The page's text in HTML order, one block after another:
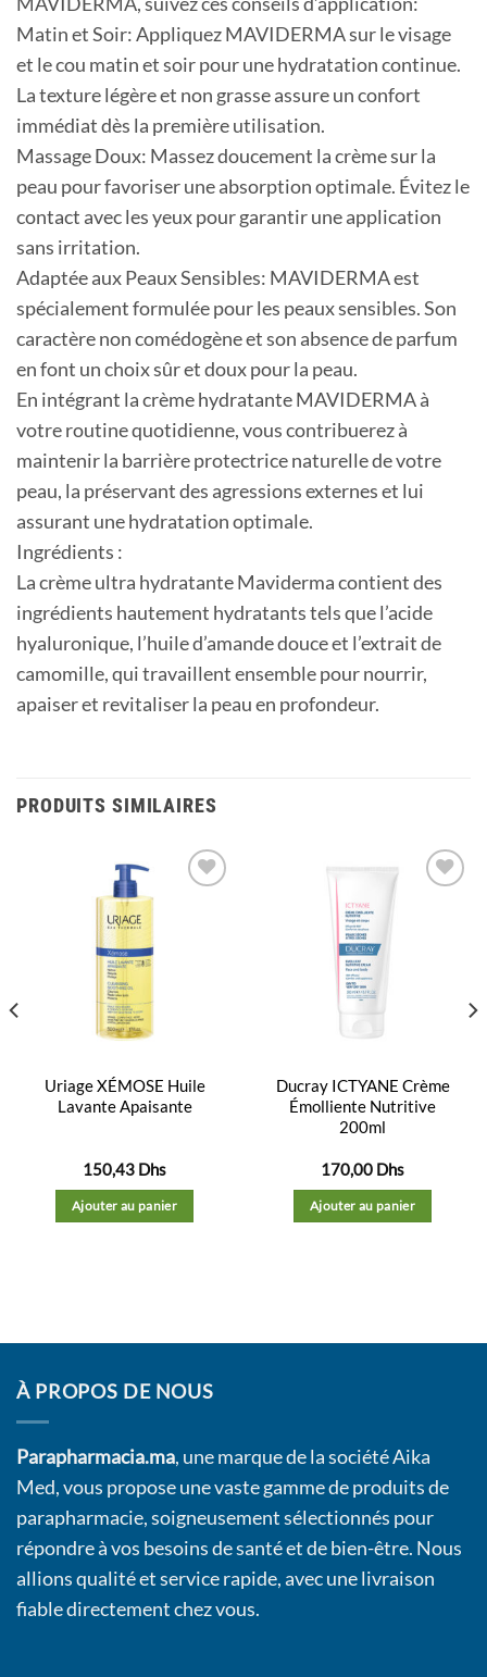
Matin et Soir: Appliquez MAVIDERMA sur le visage
et le cou matin et soir pour une hydratation continue.
La texture légère et non grasse assure un confort
immédiat dès la première utilisation.
Massage Doux: Massez doucement la crème sur la
peau pour favoriser une absorption optimale. Évitez le
contact avec les yeux pour garantir une application
sans irritation.
Adaptée aux Peaux Sensibles: MAVIDERMA est
spécialement formulée pour les peaux sensibles. Son
caractère non comédogène et son absence de parfum
en font un choix sûr et doux pour la peau.
En intégrant la crème hydratante MAVIDERMA à
votre routine quotidienne, vous contribuerez à
maintenir la barrière protectrice naturelle de votre
peau, la préservant des agressions externes et lui
assurant une hydratation optimale.
Ingrédients :
La crème ultra hydratante Maviderma contient des
ingrédients hautement hydratants tels que l’acide
hyaluronique, l’huile d’amande douce et l’extrait de
camomille, qui travaillent ensemble pour nourrir,
apaiser et revitaliser la peau en profondeur.
PRODUITS SIMILAIRES
Uriage XÉMOSE Huile
Lavante Apaisante
150,43 Dhs
Ajouter au panier
Ducray ICTYANE Crème
Émolliente Nutritive
200ml
170,00 Dhs
Ajouter au panier
À PROPOS DE NOUS
Parapharmacia.ma, une marque de la société Aika
Med, vous propose une vaste gamme de produits de
parapharmacie, soigneusement sélectionnés pour
répondre à vos besoins de santé et de bien-être. Nous
allions qualité et service rapide, avec une livraison
fiable directement chez vous.